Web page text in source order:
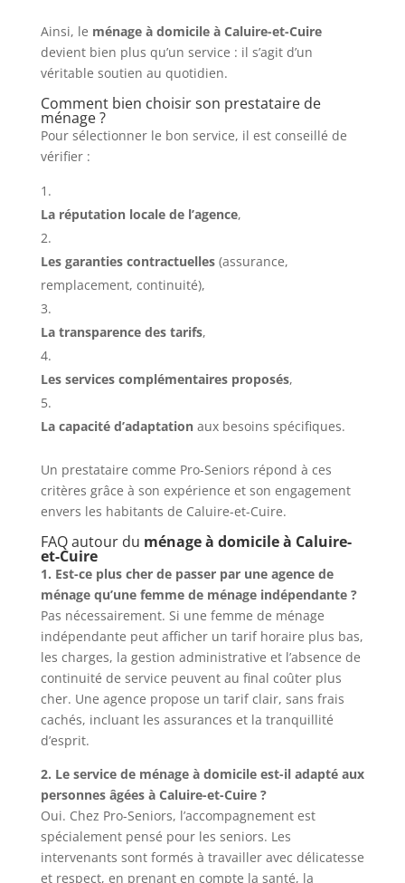
Ainsi, le ménage à domicile à Caluire-et-Cuire
devient bien plus qu’un service : il s’agit d’un
véritable soutien au quotidien.
Comment bien choisir son prestataire de
ménage ?
Pour sélectionner le bon service, il est conseillé de
vérifier :
La réputation locale de l’agence,
Les garanties contractuelles(assurance,
remplacement, continuité),
La transparence des tarifs,
Les services complémentaires proposés,
La capacité d’adaptationaux besoins spécifiques.
Un prestataire comme Pro-Seniors répond à ces
critères grâce à son expérience et son engagement
envers les habitants de Caluire-et-Cuire.
FAQ autour du ménage à domicile à Caluire-
et-Cuire
1. Est-ce plus cher de passer par une agence de
ménage qu’une femme de ménage indépendante ?
Pas nécessairement. Si une femme de ménage
indépendante peut afficher un tarif horaire plus bas,
les charges, la gestion administrative et l’absence de
continuité de service peuvent au final coûter plus
cher. Une agence propose un tarif clair, sans frais
cachés, incluant les assurances et la tranquillité
d’esprit.
2. Le service de ménage à domicile est-il adapté aux
personnes âgées à Caluire-et-Cuire ?
Oui. Chez Pro-Seniors, l’accompagnement est
spécialement pensé pour les seniors. Les
intervenants sont formés à travailler avec délicatesse
et respect, en prenant en compte la santé, la